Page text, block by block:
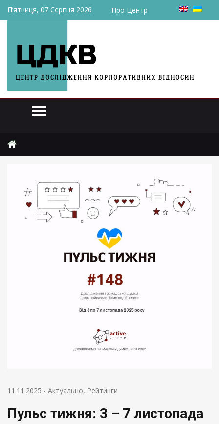
П’ятниця, 07 Серпня 2026 Про Центр
Пульс тижня: 3 – 7 листопада (№148)
11.11.2025 - Актуально, Рейтинги
Пульс тижня: 3 – 7 листопада